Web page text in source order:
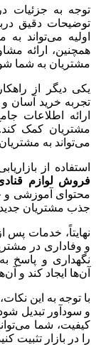
توجه به جزئیات
توضیحات دقیق
اولیه می‌تواند
همچنین، ارائه
مشتریان به شما
یکی دیگر از
تجربه خرید
ارائه اطلاعات
مشتریان کمک
می‌تواند به
استفاده از
فروش لوازم
محتوای آموزشی و
جذب مشتریان
نهایتاً، خدمات پس
و وفاداری در
نگهداری و پاسخ
آن‌ها ایجاد کند و
با توجه به این نکات،
و سودآور تبدیل
کیفیت، شما
را در بازار تثبیت